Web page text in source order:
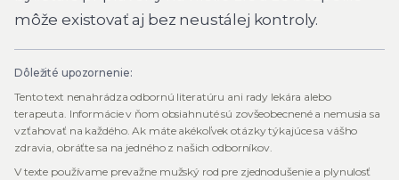
môže existovať aj bez neustálej kontroly.
Dôležité upozornenie:
Tento text nenahrádza odbornú literatúru ani rady lekára alebo
terapeuta. Informácie v ňom obsiahnuté sú zovšeobecnené a nemusia sa
vzťahovať na každého. Ak máte akékoľvek otázky týkajúce sa vášho
zdravia, obráťte sa na jedného z našich odborníkov.
V texte používame prevažne mužský rod pre zjednodušenie a plynulosť